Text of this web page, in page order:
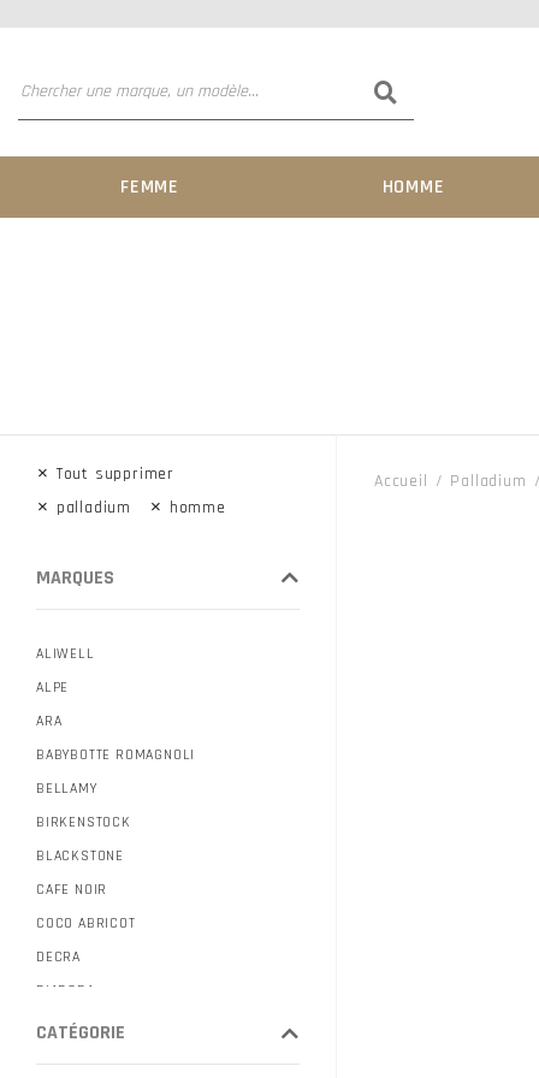
FEMME HOMME
× Tout supprimer
× palladium × homme
MARQUES
ALIWELL
ALPE
ARA
BABYBOTTE ROMAGNOLI
BELLAMY
BIRKENSTOCK
BLACKSTONE
CAFE NOIR
COCO ABRICOT
DECRA
DIADORA
DONNA LUCA
CATÉGORIE
Accueil Palladium